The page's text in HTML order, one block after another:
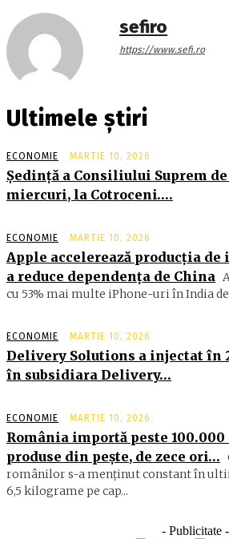
sefiro
https://www.sefi.ro
Ultimele știri
ECONOMIE MARTIE 10, 2026
Şedinţă a Consiliului Suprem
miercuri, la Cotroceni….
ECONOMIE MARTIE 10, 2026
Apple accelerează producția
a reduce dependența de China
cu 53% mai multe iPhone-uri în India
ECONOMIE MARTIE 10, 2026
Delivery Solutions a injectat în
în subsidiara Delivery…
ECONOMIE MARTIE 10, 2026
România importă peste 100.000
produse din peşte, de zece ori…
ro­mâ­nilor s-a menţinut constant în
6,5 ki­lograme pe cap...
- Publicitate -